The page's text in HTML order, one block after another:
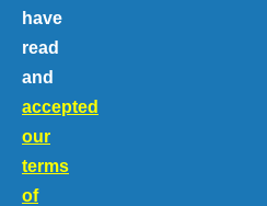
have
read
and
accepted
our
terms
of